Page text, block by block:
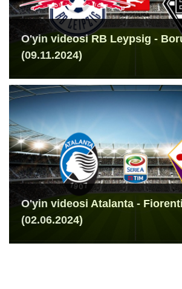
O'yin videosi RB Leypsig -
(09.11.2024)
O'yin videosi Atalanta -
(02.06.2024)